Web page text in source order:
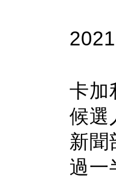
卡加
候選
新聞
過一